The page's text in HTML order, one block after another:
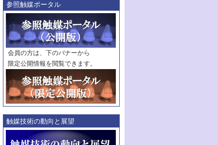
巻・号指定
巻
号
範囲指定
巻
号～
巻
号
触媒年鑑
年度
記事種別
マーク：
マークあり
参照触媒ポータル
会員の方は、下のバナーから
限定公開情報を閲覧できます。
触媒技術の動向と展望